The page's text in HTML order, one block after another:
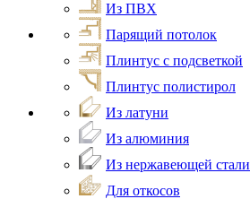
Из ПВХ
Парящий потолок
Плинтус с подсветкой
Плинтус полистирол
Из латуни
Из алюминия
Из нержавеющей стали
Для откосов